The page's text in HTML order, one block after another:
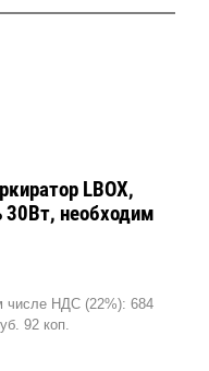
LBOX,
необходим
числе НДС (22%): 684
92 коп.